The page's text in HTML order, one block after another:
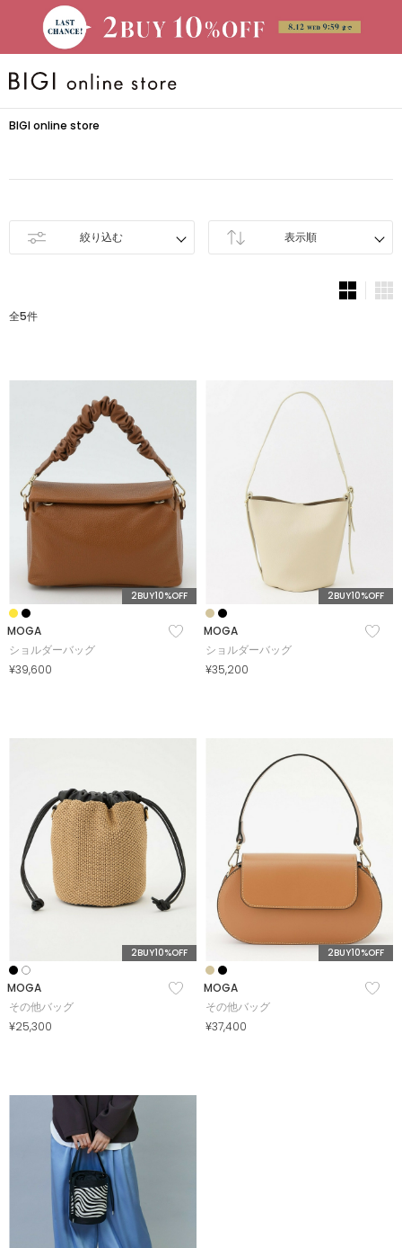
BRAND
PRE ORDER
SALE
COORDINATE
NEWS
JOURNAL
よくある質問
お問い合わせ
OUTLET
BIGI online store
絞り込む 表示順
全5件
2BUY10%OFF
MOGA
ショルダーバッグ
¥39,600
2BUY10%OFF
MOGA
ショルダーバッグ
¥35,200
2BUY10%OFF
MOGA
その他バッグ
¥25,300
2BUY10%OFF
MOGA
その他バッグ
¥37,400